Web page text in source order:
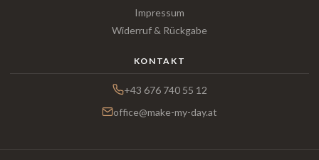
Impressum
Widerruf & Rückgabe
KONTAKT
+43 676 740 55 12
office@make-my-day.at